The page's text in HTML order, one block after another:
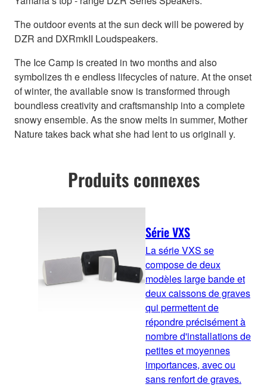
The outdoor events at the sun deck will be powered by
DZR and DXRmkII Loudspeakers.
The Ice Camp is created in two months and also
symbolizes th e endless lifecycles of nature. At the onset
of winter, the available snow is transformed through
boundless creativity and craftsmanship into a complete
snowy ensemble. As the snow melts in summer, Mother
Nature takes back what she had lent to us originall y.
Produits connexes
Série VXS
La série VXS se
compose de deux
modèles large bande et
deux caissons de graves
qui permettent de
répondre précisément à
nombre d'installations de
petites et moyennes
importances, avec ou
sans renfort de graves.